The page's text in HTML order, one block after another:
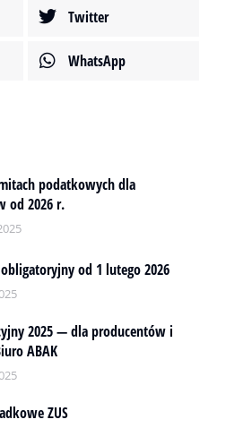
Twitter
WhatsApp
podatkowych dla
od 2026 r.
obligatoryjny od 1 lutego 2026
2025 — dla producentów i
ABAK
ZUS